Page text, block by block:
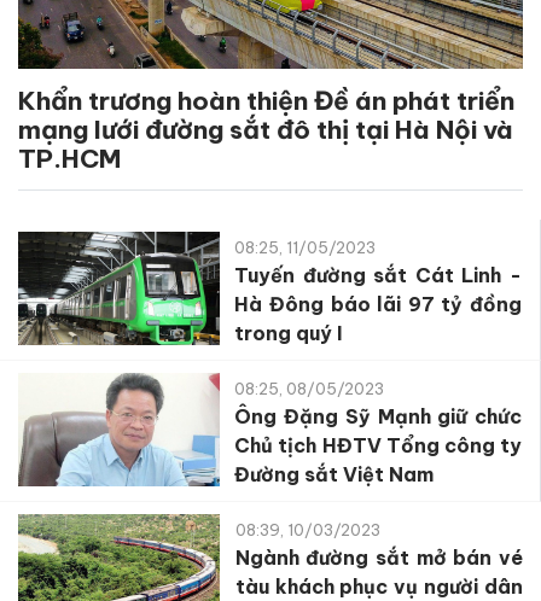
Khẩn trương hoàn thiện Đề án phát triển
mạng lưới đường sắt đô thị tại Hà Nội và
TP.HCM
08:25, 11/05/2023
Tuyến đường sắt Cát Linh -
Hà Đông báo lãi 97 tỷ đồng
trong quý I
08:25, 08/05/2023
Ông Đặng Sỹ Mạnh giữ chức
Chủ tịch HĐTV Tổng công ty
Đường sắt Việt Nam
08:39, 10/03/2023
Ngành đường sắt mở bán vé
tàu khách phục vụ người dân